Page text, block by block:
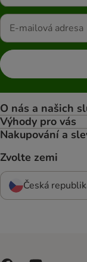
O nás a našich
Výhody pro vás
Nakupování a
Zvolte zemi
Česká